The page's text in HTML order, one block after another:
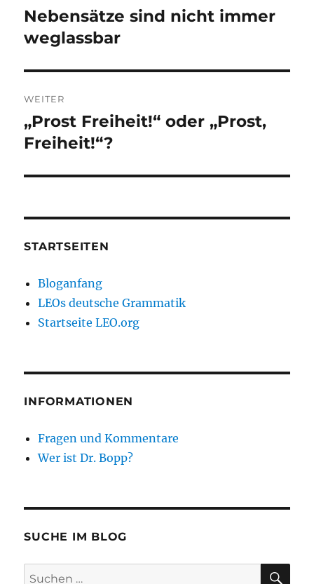
Vorheriger
Beitrag:
Nebensätze sind nicht immer
weglassbar
WEITER
Nächster
Beitrag:
„Prost Freiheit!“ oder „Prost,
Freiheit!“?
STARTSEITEN
Bloganfang
LEOs deutsche Grammatik
Startseite LEO.org
INFORMATIONEN
Fragen und Kommentare
Wer ist Dr. Bopp?
SUCHE IM BLOG
Suchen